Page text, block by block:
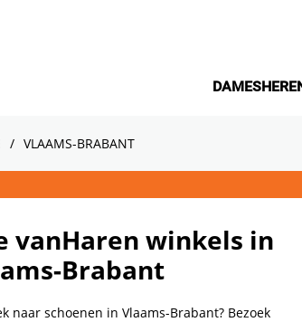
DAMES
VLAAMS-BRABANT
vanHaren winkels in
Brabant
naar schoenen in Vlaams-Brabant? Bezoek